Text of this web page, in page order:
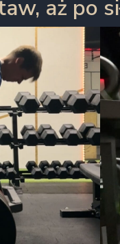
aż po